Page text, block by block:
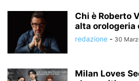
Chi è Roberto
alta orologeria
redazione - 30
Milan Loves